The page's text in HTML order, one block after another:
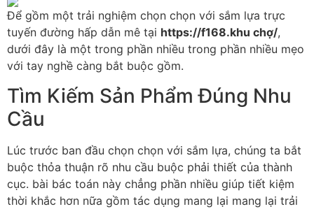
Để gồm một trải nghiệm chọn chọn với sắm lựa trực
tuyến đường hấp dẫn mê tại https://f168.khu chợ/,
dưới đây là một trong phần nhiều trong phần nhiều mẹo
với tay nghề càng bắt buộc gồm.
Tìm Kiếm Sản Phẩm Đúng Nhu
Cầu
Lúc trước ban đầu chọn chọn với sắm lựa, chúng ta bắt
buộc thỏa thuận rõ nhu cầu buộc phải thiết của thành
cục. bài bác toán này chẳng phần nhiều giúp tiết kiệm
thời khắc hơn nữa gồm tác dụng mang lại mang lại trải